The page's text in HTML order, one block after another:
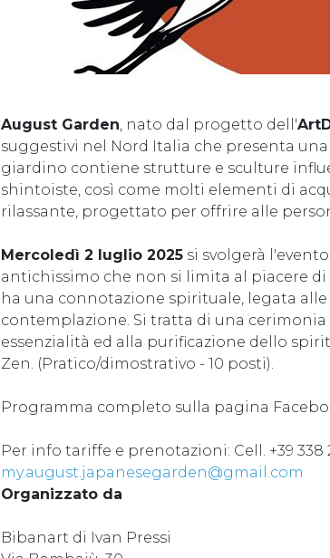
August Garden, nato dal progetto dell'
suggestivi nel Nord Italia che presenta
giardino contiene strutture e sculture
shintoiste, così come molti elementi di
rilassante, progettato per offrire alle
Mercoledì 2 luglio 2025 si svolgerà
antichissimo che non si limita al piacere
ha una connotazione spirituale, legata
contemplazione. Si tratta di una
essenzialità ed alla purificazione dello
Zen. (Pratico/dimostrativo - 10 posti).
Programma completo sulla pagina
Per info tariffe e prenotazioni: Cell. +39 338
my.august.japanesegarden@gmail.com
Organizzato da
Bibanart di Ivan Pressi